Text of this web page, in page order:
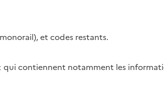
et codes restants.
qui contiennent notamment les